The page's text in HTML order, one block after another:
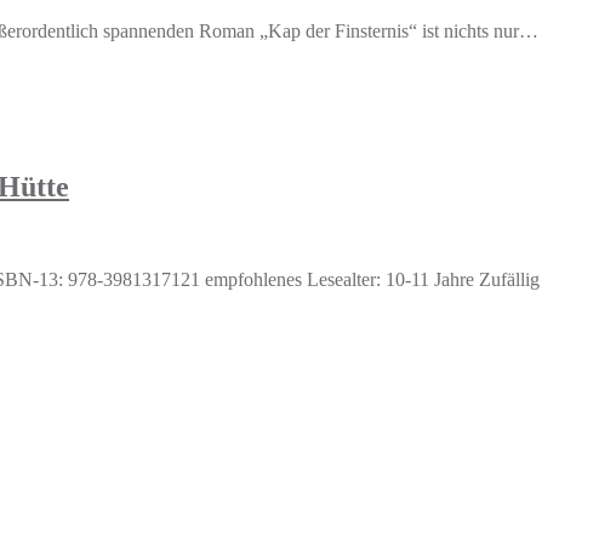
spannenden Roman „Kap der Finsternis“ ist nichts nur…
13: 978-3981317121 empfohlenes Lesealter: 10-11 Jahre Zufällig